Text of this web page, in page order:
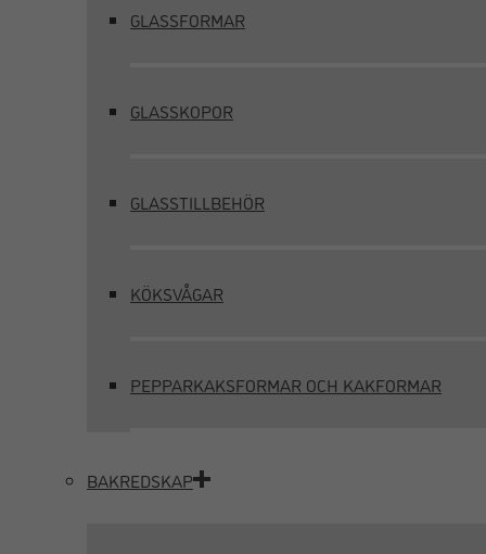
GLASSFORMAR
GLASSKOPOR
GLASSTILLBEHÖR
KÖKSVÅGAR
PEPPARKAKSFORMAR OCH KAKFORMAR
BAKREDSKAP